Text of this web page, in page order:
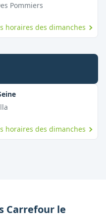
Pommiers
horaires des dimanches
,
horaires des dimanches
Carrefour le